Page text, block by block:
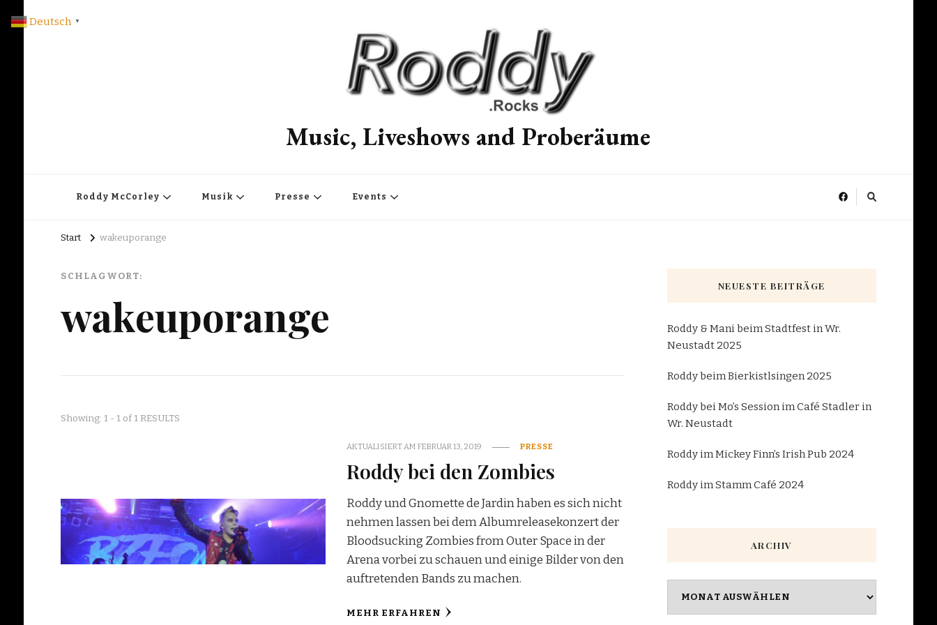
Music, Liveshows and Proberäume
Roddy McCorley Musik Presse Events
Start wakeuporange
SCHLAGWORT:
wakeuporange
Showing: 1 - 1 of 1 RESULTS
AKTUALISIERT AMFEBRUAR 13, 2019 PRESSE
Roddy bei den Zombies
Roddy und Gnomette de Jardin haben es sich nicht
nehmen lassen bei dem Albumreleasekonzert der
Bloodsucking Zombies from Outer Space in der
Arena vorbei zu schauen und einige Bilder von den
auftretenden Bands zu machen.
MEHR ERFAHREN
NEUESTE BEITRÄGE
Roddy & Mani beim Stadtfest in Wr.
Neustadt 2025
Roddy beim Bierkistlsingen 2025
Roddy bei Mo’s Session im Café Stadler in
Wr. Neustadt
Roddy im Mickey Finn’s Irish Pub 2024
Roddy im Stamm Café 2024
ARCHIV
Deutsch ▼